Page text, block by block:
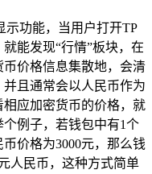
示功能，当用户打开TP
能发现“行情”板块，在
价格信息集散地，会清
且通常会以人民币作为
应加密货币的价格，就
例子，若钱包中有1个
价格为3000元，那么钱
人民币，这种方式简单